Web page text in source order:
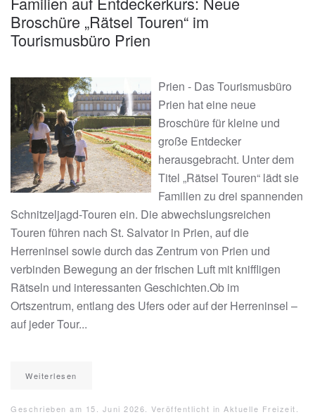
Broschüre „Rätsel Touren“ im
Tourismusbüro Prien
Prien - Das Tourismusbüro
Prien hat eine neue
Broschüre für kleine und
große Entdecker
herausgebracht. Unter dem
Titel „Rätsel Touren“ lädt sie
Familien zu drei spannenden
Schnitzeljagd-Touren ein. Die abwechslungsreichen
Touren führen nach St. Salvator in Prien, auf die
Herreninsel sowie durch das Zentrum von Prien und
verbinden Bewegung an der frischen Luft mit kniffligen
Rätseln und interessanten Geschichten.Ob im
Ortszentrum, entlang des Ufers oder auf der Herreninsel –
auf jeder Tour...
Weiterlesen
Geschrieben am 15. Juni 2026 . Veröffentlicht in Aktuelle Freizeit